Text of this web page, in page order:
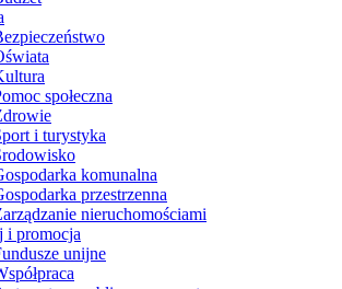
społeczna
i turystyka
komunalna
przestrzenna
nieruchomościami
i promocja
unijne